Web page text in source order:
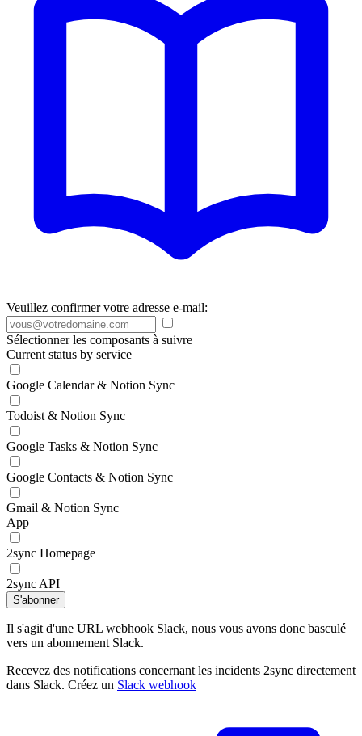
Veuillez confirmer votre adresse e-mail:
Sélectionner les composants à suivre
Current status by service
Google Calendar & Notion Sync
Todoist & Notion Sync
Google Tasks & Notion Sync
Google Contacts & Notion Sync
Gmail & Notion Sync
App
2sync Homepage
2sync API
S'abonner
Il s'agit d'une URL webhook Slack, nous vous avons donc basculé
vers un abonnement Slack.
Recevez des notifications concernant les incidents 2sync directement
dans Slack. Créez un Slack webhook